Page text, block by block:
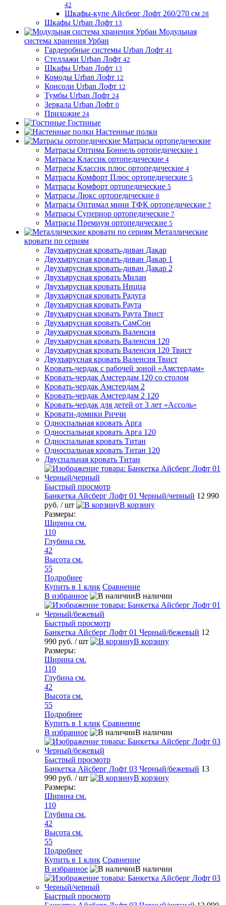
42
Шкафы-купе Айсберг Лофт 260/270 см 28
Шкафы Urban Лофт 13
Модульная
система хранения Урбан
Гардеробные системы Urban Лофт 41
Стеллажи Urban Лофт 42
Шкафы Urban Лофт 13
Комоды Urban Лофт 12
Консоли Urban Лофт 12
Тумбы Urban Лофт 24
Зеркала Urban Лофт 0
Прихожие 24
Гостиные
Настенные полки
Матрасы ортопедические
Матрасы Оптима Боннель ортопедические 1
Матрасы Классик ортопедические 4
Матрасы Классик плюс ортопедические 4
Матрасы Комфорт Плюс ортопедические 5
Матрасы Комфорт ортопедические 5
Матрасы Люкс ортопедические 8
Матрасы Оптимал мини ТФК ортопедические 7
Матрасы Супериор ортопедические 7
Матрасы Премиум ортопедические 5
Металлические
кровати по сериям
Двухъярусная кровать-диван Дакар
Двухъярусная кровать-диван Дакар 1
Двухъярусная кровать-диван Дакар 2
Двухъярусная кровать Милан
Двухъярусная кровать Ницца
Двухъярусная кровать Радуга
Двухъярусная кровать Раута
Двухъярусная кровать Раута Твист
Двухъярусная кровать СамСон
Двухъярусная кровать Валенсия
Двухъярусная кровать Валенсия 120
Двухъярусная кровать Валенсия 120 Твист
Двухъярусная кровать Валенсия Твист
Кровать-чердак с рабочей зоной «Амстердам»
Кровать-чердак Амстердам 120 со столом
Кровать-чердак Амстердам 2
Кровать-чердак Амстердам 2 120
Кровать-чердак для детей от 3 лет «Ассоль»
Кровати-домики Риччи
Односпальная кровать Арга
Односпальная кровать Арга 120
Односпальная кровать Титан
Односпальная кровать Титан 120
Двуспальная кровать Титан
Быстрый просмотр
Банкетка Айсберг Лофт 01 Черный/черный 12 990
руб. / шт
В корзину
Размеры:
Ширина см.
110
Глубина см.
42
Высота см.
55
Подробнее
Купить в 1 клик Сравнение
В избранное
В наличии
Быстрый просмотр
Банкетка Айсберг Лофт 01 Черный/бежевый 12
990 руб. / шт
В корзину
Размеры:
Ширина см.
110
Глубина см.
42
Высота см.
55
Подробнее
Купить в 1 клик Сравнение
В избранное
В наличии
Быстрый просмотр
Банкетка Айсберг Лофт 03 Черный/бежевый 13
990 руб. / шт
В корзину
Размеры:
Ширина см.
110
Глубина см.
42
Высота см.
55
Подробнее
Купить в 1 клик Сравнение
В избранное
В наличии
Быстрый просмотр